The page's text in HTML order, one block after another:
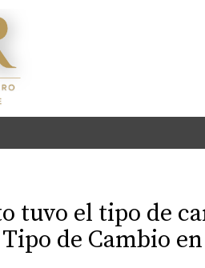
tuvo el tipo de
de Cambio